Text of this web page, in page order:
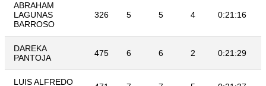
ABRAHAM
LAGUNAS
BARROSO
326 5 5 4 0:21:16
DAREKA
PANTOJA
475 6 6 2 0:21:29
LUIS ALFREDO